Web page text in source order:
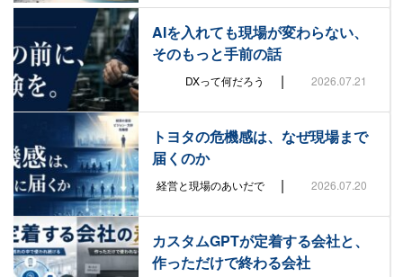
AIを入れても現場が変わらない、
そのもっと手前の話
DXって何だろう | 2026.07.21
トヨタの危機感は、なぜ現場まで
届くのか
経営と現場のあいだで | 2026.07.20
カスタムGPTが定着する会社と、
作っただけで終わる会社